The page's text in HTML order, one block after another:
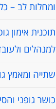
ומחלות לב –
תוכנית אימון
למנהלים
שתייה ומאמץ
כושר גופני